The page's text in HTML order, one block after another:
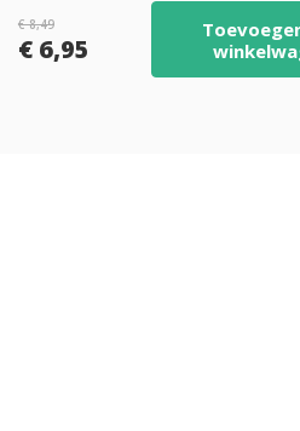
€ 8,49
€ 6,95